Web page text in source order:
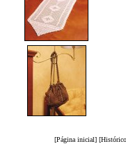
[Página inicial] [Histórico